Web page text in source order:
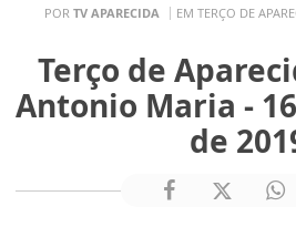
POR TV APARECIDA EM TERÇO DE
Terço de
Antonio Maria -
de